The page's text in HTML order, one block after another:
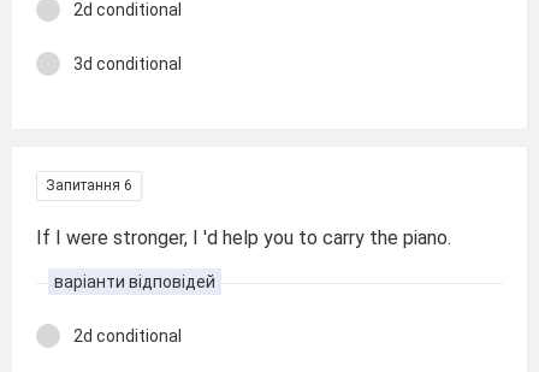
2d conditional
3d conditional
Запитання 6
If I were stronger, I 'd help you to carry the piano.
варіанти відповідей
2d conditional